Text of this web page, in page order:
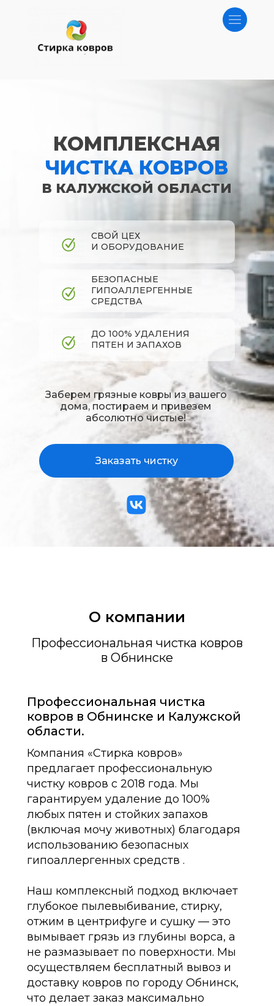
КОМПЛЕКСНАЯ
ЧИСТКА КОВРОВ
Заказать чистку
СВОЙ ЦЕХ
И ОБОРУДОВАНИЕ
Заберем грязные ковры из вашего
дома, постираем и привезем
абсолютно чистые!​​​​​​​
В КАЛУЖСКОЙ ОБЛАСТИ​​​​​​​
БЕЗОПАСНЫЕ
ГИПОАЛЛЕРГЕННЫЕ
СРЕДСТВА
ДО 100% УДАЛЕНИЯ
ПЯТЕН И ЗАПАХОВ
О компании
Профессиональная чистка ковров
в Обнинске
Профессиональная чистка
ковров в Обнинске и Калужской
области.
Компания «Стирка ковров»
предлагает профессиональную
чистку ковров с 2018 года. Мы
гарантируем удаление до 100%
любых пятен и стойких запахов
(включая мочу животных) благодаря
использованию безопасных
гипоаллергенных средств .
Наш комплексный подход включает
глубокое пылевыбивание, стирку,
отжим в центрифуге и сушку — это
вымывает грязь из глубины ворса, а
не размазывает по поверхности. Мы
осуществляем бесплатный вывоз и
доставку ковров по городу Обнинск,
что делает заказ максимально